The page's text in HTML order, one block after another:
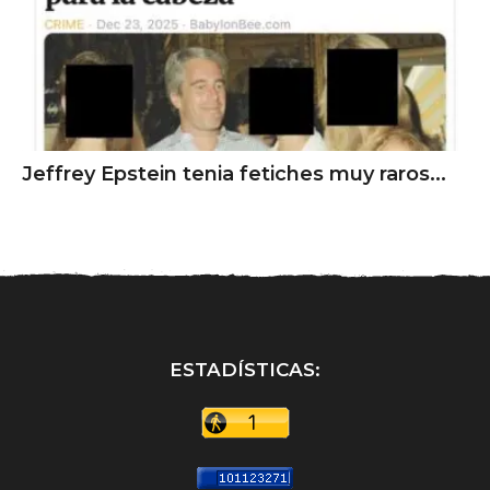
Jeffrey Epstein tenia fetiches muy raros...
ESTADÍSTICAS: